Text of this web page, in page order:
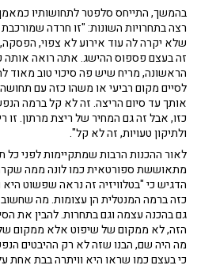
בהמשך, התייחס סלפטר לתחושותיו
רצה בתחרויות השונות: "זו חרדה
שלא יקרה לה עוד אירוע לא צפוי,
זה בעצם פספוס ההישג. אתה רואה אותה
הראשונה, מריח שיש פה סיכוי טוב מאוד
לסיים מקום רביעי או משהו כזה עם
אותך עד סיום הריצה. זה לא קל ברמה
כזו, אבל זה גם המחיר של ריצת מרתון. זו
ולתיקון טעויות, זה לא קל".
לאור ההכנות הרבות שמתקיימות לפני
מתאוששת ספורטאית כמו לונה ממה
הדגיש כי "בטלוויזיה זה נראה שפשוט
כזה ברמה המנטלית הן עצומות. מה
גם בהכנה עצמה וגם בתחרות. להבין את
הזה, לא ממקום של שיפוט אלא ממקום
מה היה שם, הבנו שזה לא רק ההיבטים
כי בעצם כמו שראו היא וויתרה בבת אחת